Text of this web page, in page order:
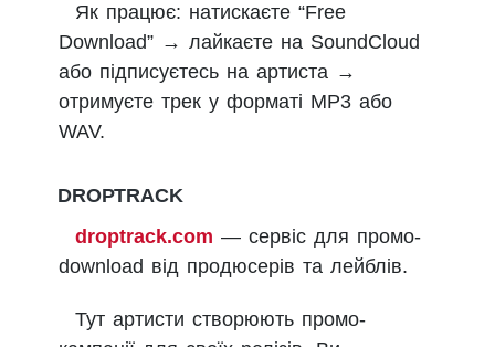
Як працює: натискаєте “Free
Download” → лайкаєте на SoundCloud
або підписуєтесь на артиста →
отримуєте трек у форматі MP3 або
WAV.
DROPTRACK
droptrack.com — сервіс для промо-
download від продюсерів та лейблів.
Тут артисти створюють промо-